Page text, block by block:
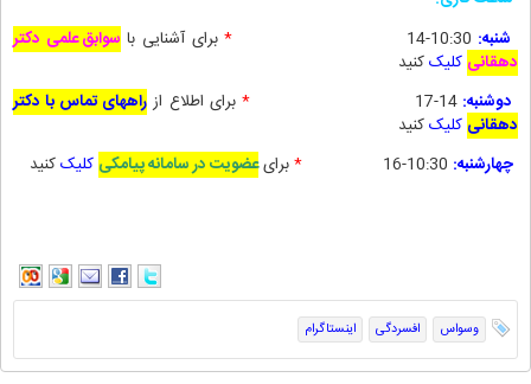
شنبه:
*برای آشنایی با سوابق علمی دکتر
دهقانی کلیککنید
دوشنبه: 14-17
* برای اطلاع از راههای تماس با دکتر
دهقانی کلیککنید
چهارشنبه:
*برایعضویت در سامانه پیامکی کلیککنید
وسواس افسردگی اینستاگرام